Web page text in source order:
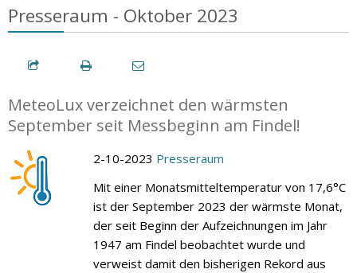
Presseraum - Oktober 2023
MeteoLux verzeichnet den wärmsten
September seit Messbeginn am Findel!
2-10-2023 Presseraum
Mit einer Monatsmitteltemperatur von 17,6°C
ist der September 2023 der wärmste Monat,
der seit Beginn der Aufzeichnungen im Jahr
1947 am Findel beobachtet wurde und
verweist damit den bisherigen Rekord aus